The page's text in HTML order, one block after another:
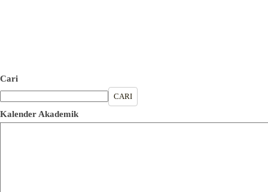
Cari
CARI
Kalender Akademik